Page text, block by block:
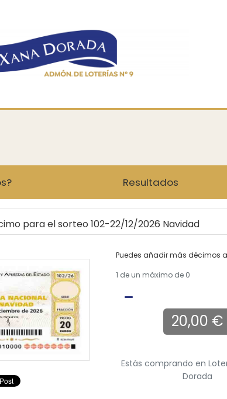
Resultados
para el sorteo 102-22/12/2026 Navidad
Puedes añadir más décimos
1 de un máximo de 0
20,00 €
Estás comprando en
Dorada